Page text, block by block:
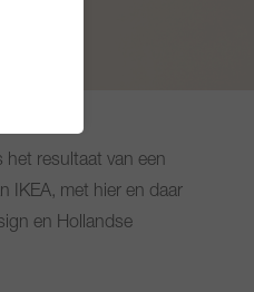
resultaat van een
IKEA, met hier en daar
en Hollandse